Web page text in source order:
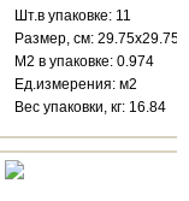
Шт.в упаковке: 11
Размер, см: 29.75x29.75
М2 в упаковке: 0.974
Ед.измерения: м2
Веc упаковки, кг: 16.84